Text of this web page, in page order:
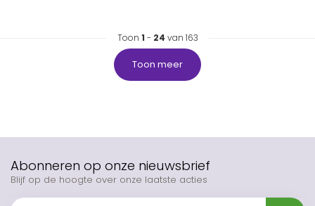
Toon 1 - 24 van 163
Toon meer
Abonneren op onze nieuwsbrief
Blijf op de hoogte over onze laatste acties